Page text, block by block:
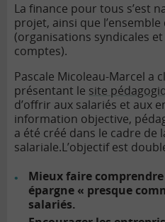
La finance pour tous s’est
projet, ainsi que
(organisations syndicales
comptes).
Pascale Micoleau-Marcel a
présentant le site
d’offrir aux salariés et aux
information objective,
a été créé dans le cadre de
salariale.L’objectif est
Mieux faire
épargne « presque
salariés.